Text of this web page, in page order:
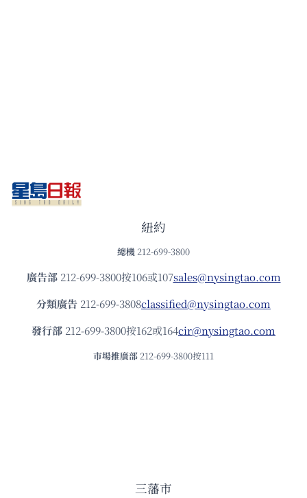
紐約
總機 212-699-3800
廣告部212-699-3800按106或107sales@nysingtao.com
分類廣告 212-699-3808classified@nysingtao.com
發⾏部 212-699-3800按162或164cir@nysingtao.com
市場推廣部 212-699-3800按111
三藩市